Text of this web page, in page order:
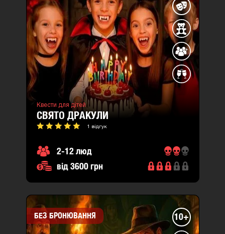
Квести для дітей
СВЯТО ДРАКУЛИ
1 відгук
2-12 люд
від 3600 грн
БЕЗ БРОНЮВАННЯ 10+